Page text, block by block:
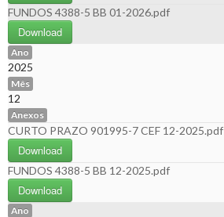
FUNDOS 4388-5 BB 01-2026.pdf
Download
Ano
2025
Mês
12
Anexos
CURTO PRAZO 901995-7 CEF 12-2025.pdf
Download
FUNDOS 4388-5 BB 12-2025.pdf
Download
Ano